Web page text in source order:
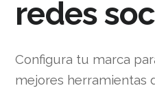
redes
Configura tu marca
mejores herramientas